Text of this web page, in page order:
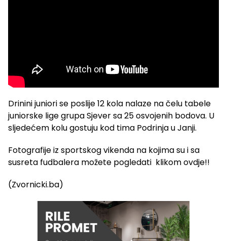
Drinini juniori se poslije 12 kola nalaze na čelu tabele
juniorske lige grupa Sjever sa 25 osvojenih bodova. U
sljedećem kolu gostuju kod tima Podrinja u Janji.
Fotografije iz sportskog vikenda na kojima su i sa
susreta fudbalera možete pogledati klikom ovdje!!
(Zvornicki.ba)